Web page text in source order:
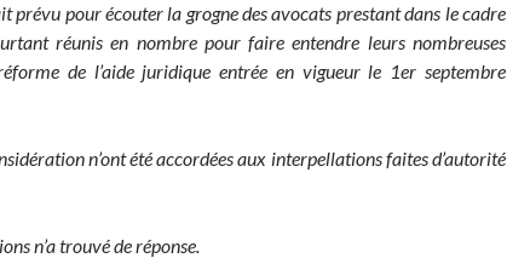
prévu pour écouter la grogne des avocats prestant dans le cadre
réunis en nombre pour faire entendre leurs nombreuses
de l’aide juridique entrée en vigueur le 1er septembre
n’ont été accordées aux interpellations faites d’autorité
n’a trouvé de réponse.